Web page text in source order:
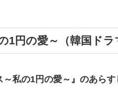
1円の愛～（韓国ドラ
私の1円の愛～』のあらす